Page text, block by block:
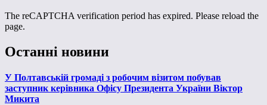
The reCAPTCHA verification period has expired. Please reload the
page.
Останні новини
У Полтавській громаді з робочим візитом побував
заступник керівника Офісу Президента України Віктор
Микита